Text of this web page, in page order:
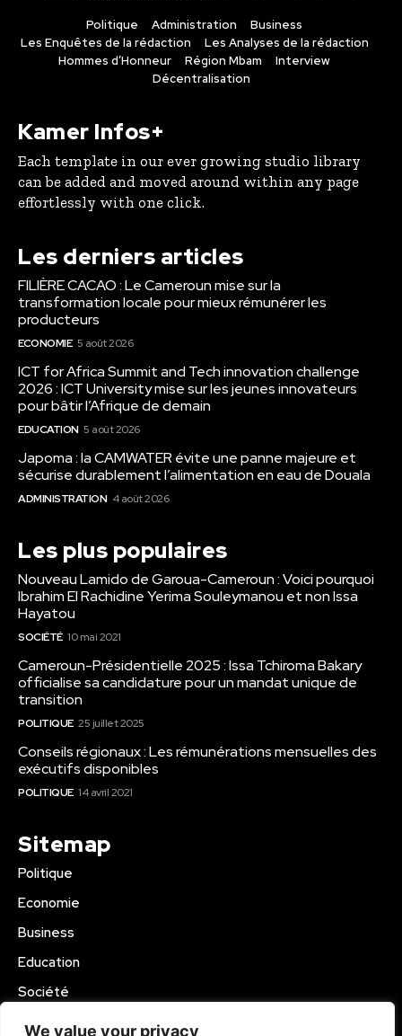
We value your privacy
Politique Administration
Business
Les Enquêtes de la rédaction
Les Analyses de la rédaction
Hommes d’Honneur
Région Mbam
Interview
Décentralisation
Kamer Infos+
Each template in our ever growing studio library
can be added and moved around within any page
effortlessly with one click.
Les derniers articles
FILIÈRE CACAO : Le Cameroun mise sur la
transformation locale pour mieux rémunérer les
producteurs
ECONOMIE 5 août 2026
ICT for Africa Summit and Tech innovation challenge
2026 : ICT University mise sur les jeunes innovateurs
pour bâtir l’Afrique de demain
EDUCATION 5 août 2026
Japoma : la CAMWATER évite une panne majeure et
sécurise durablement l’alimentation en eau de Douala
ADMINISTRATION 4 août 2026
Les plus populaires
Nouveau Lamido de Garoua-Cameroun : Voici pourquoi
Ibrahim El Rachidine Yerima Souleymanou et non Issa
Hayatou
SOCIÉTÉ 10 mai 2021
Cameroun-Présidentielle 2025 : Issa Tchiroma Bakary
officialise sa candidature pour un mandat unique de
transition
POLITIQUE 25 juillet 2025
Conseils régionaux : Les rémunérations mensuelles des
exécutifs disponibles
POLITIQUE 14 avril 2021
Sitemap
Politique
Economie
Business
Education
Société
Sport